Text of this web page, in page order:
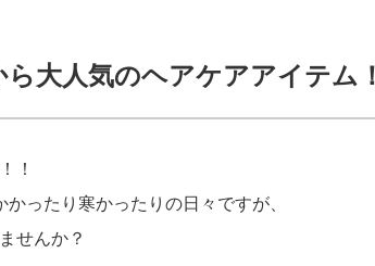
ら大人気のヘアケアアイテム
！
ったり寒かったりの日々ですが、
せんか？